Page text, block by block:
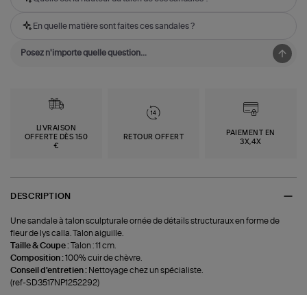
En quelle matière sont faites ces sandales ?
LIVRAISON
OFFERTE DÈS 150
€
RETOUR OFFERT
PAIEMENT EN
3X,4X
DESCRIPTION
Une sandale à talon sculpturale ornée de détails structuraux en forme de
fleur de lys calla. Talon aiguille.
Taille & Coupe :
Talon : 11 cm.
Composition :100% cuir de chèvre.
Conseil d'entretien : Nettoyage chez un spécialiste.
(ref-SD3517NP1252292)